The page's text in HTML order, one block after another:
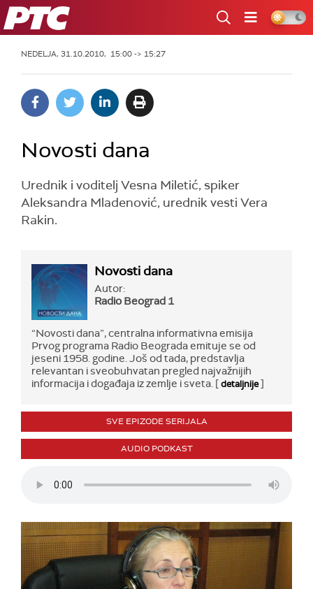
RTS
NEDELJA, 31.10.2010, 15:00 -> 15:27
Novosti dana
Urednik i voditelj Vesna Miletić, spiker
Aleksandra Mladenović, urednik vesti Vera
Rakin.
Novosti dana
Autor:
Radio Beograd 1
“Novosti dana”, centralna informativna emisija
Prvog programa Radio Beograda emituje se od
jeseni 1958. godine. Još od tada, predstavlja
relevantan i sveobuhvatan pregled najvažnijih
informacija i događaja iz zemlje i sveta. [detaljnije]
SVE EPIZODE SERIJALA
AUDIO PODKAST